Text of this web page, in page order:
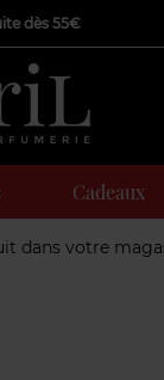
dès 55€
Cadeaux
dans votre